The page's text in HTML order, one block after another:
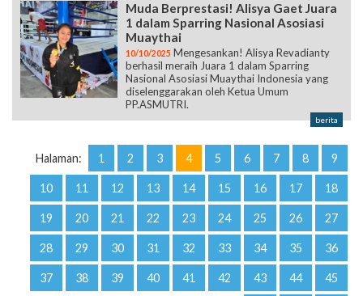
Muda Berprestasi! Alisya Gaet Juara
1 dalam Sparring Nasional Asosiasi
Muaythai
10/10/2025 Mengesankan! Alisya Revadianty
berhasil meraih Juara 1 dalam Sparring
Nasional Asosiasi Muaythai Indonesia yang
diselenggarakan oleh Ketua Umum
PP.ASMUTRI.
berita
Halaman: 1 2 3 4 5 6 7 8 9
10 11 12 13 14 15 16 17 18
19 20 21 22 23 24 25 26 27
28 29 30 31 32 33 34 35 36
37 38 39 40 41 42 43 44 45